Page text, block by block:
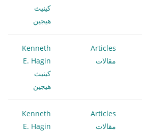
كينيث
هيجين
Articles
مقالات
Kenneth
E. Hagin
كينيث
هيجين
Articles
مقالات
Kenneth
E. Hagin